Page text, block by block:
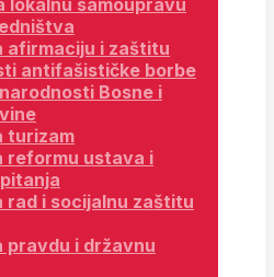
lokalnu samoupravu
afirmaciju i zaštitu
antifašističke borbe
Bosne i
turizam
reformu ustava i
rad i socijalnu zaštitu
pravdu i državnu